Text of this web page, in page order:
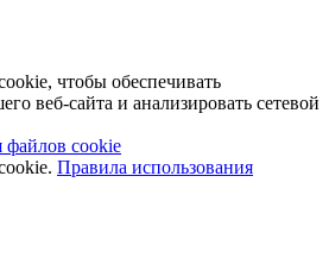
чтобы обеспечивать
веб-сайта и анализировать сетевой
файлов cookie
Правила использования